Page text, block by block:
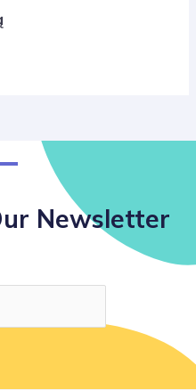
Newsletter